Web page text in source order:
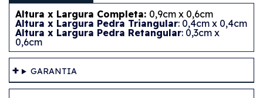
Altura x Largura Completa: 0,9cm x 0,6cm
Altura x Largura Pedra Triangular: 0,4cm x 0,4cm
Altura x Largura Pedra Retangular: 0,3cm x
0,6cm
GARANTIA